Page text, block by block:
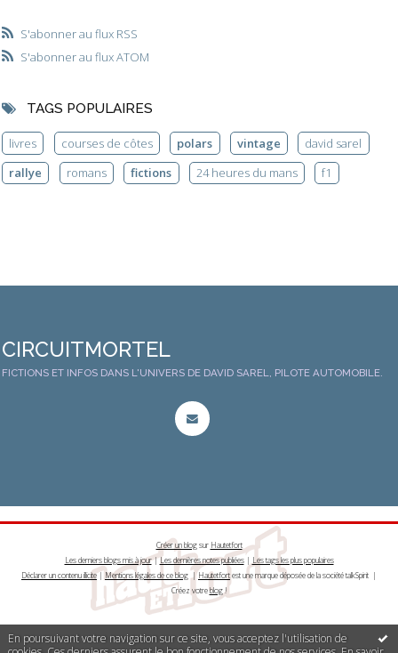
En poursuivant votre navigation sur ce site, vous acceptez l'utilisation de
S'abonner au flux RSS
S'abonner au flux ATOM
TAGS POPULAIRES
livres courses de côtes polars vintage
david sarel
rallye
romans fictions 24 heures du mans f1
CIRCUITMORTEL
FICTIONS ET INFOS DANS L'UNIVERS DE DAVID SAREL, PILOTE AUTOMOBILE.
Créer un blogsur Hautetfort
Les derniers blogs mis à jour|Les dernières notes publiées| Les tags les plus populaires
Déclarer un contenu illicite| Mentions légales de ce blog |Hautetfortest une marque déposée de la société talkSpirit |
Créez votreblog!